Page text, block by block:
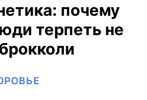
почему
терпеть не